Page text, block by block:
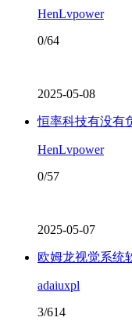
HenLvpower
0/64
2025-05-08
恒率科技有没有
HenLvpower
0/57
2025-05-07
欧姆龙视觉系统
adaiuxpl
3/614